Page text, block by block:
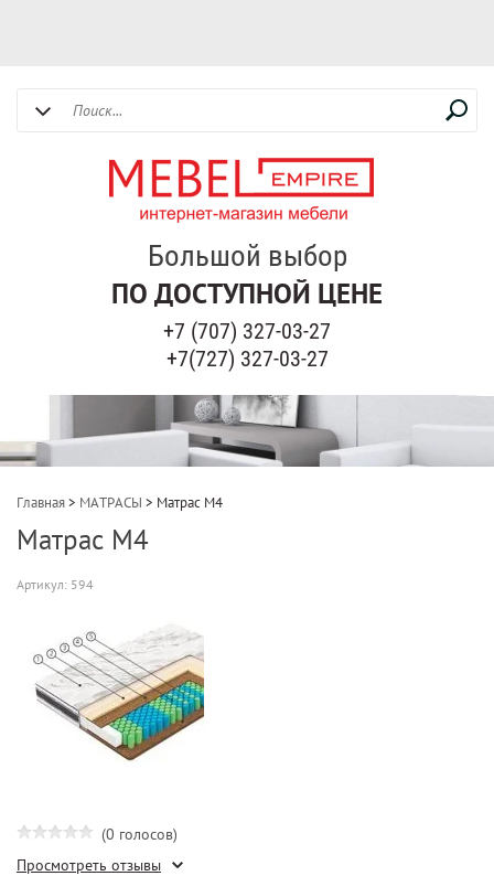
Большой выбор
ПО ДОСТУПНОЙ ЦЕНЕ
+7 (707) 327-03-27
+7(727) 327-03-27
Главная> МАТРАСЫ > Матрас M4
Матрас M4
Артикул: 594
(0 голосов)
Просмотреть отзывы